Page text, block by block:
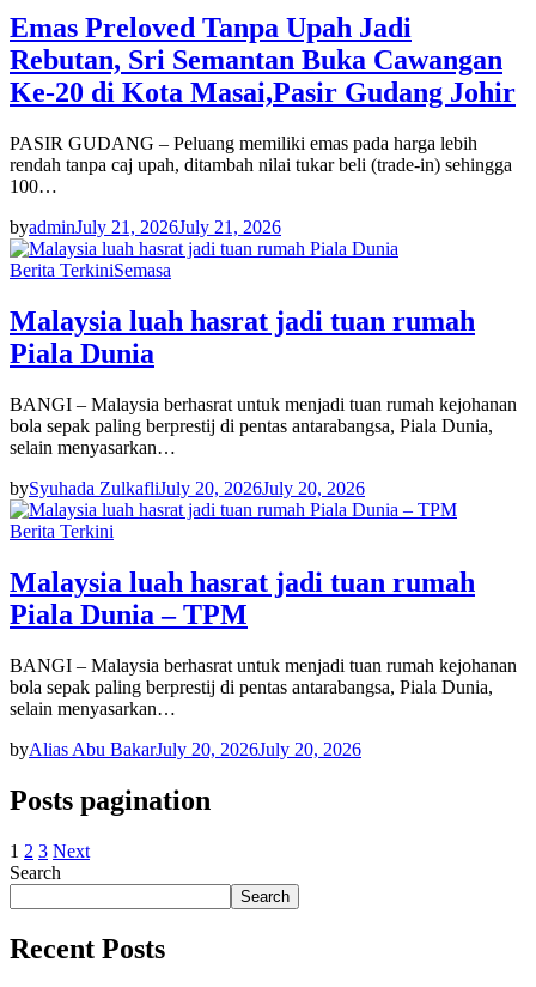
Emas Preloved Tanpa Upah Jadi
Rebutan, Sri Semantan Buka Cawangan
Ke-20 di Kota Masai,Pasir Gudang Johir
PASIR GUDANG – Peluang memiliki emas pada harga lebih
rendah tanpa caj upah, ditambah nilai tukar beli (trade-in) sehingga
100…
byadminJuly 21, 2026July 21, 2026
Berita TerkiniSemasa
Malaysia luah hasrat jadi tuan rumah
Piala Dunia
BANGI – Malaysia berhasrat untuk menjadi tuan rumah kejohanan
bola sepak paling berprestij di pentas antarabangsa, Piala Dunia,
selain menyasarkan…
bySyuhada ZulkafliJuly 20, 2026July 20, 2026
Berita Terkini
Malaysia luah hasrat jadi tuan rumah
Piala Dunia – TPM
BANGI – Malaysia berhasrat untuk menjadi tuan rumah kejohanan
bola sepak paling berprestij di pentas antarabangsa, Piala Dunia,
selain menyasarkan…
byAlias Abu BakarJuly 20, 2026July 20, 2026
Posts pagination
1 2 3 Next
Search
Search
Recent Posts